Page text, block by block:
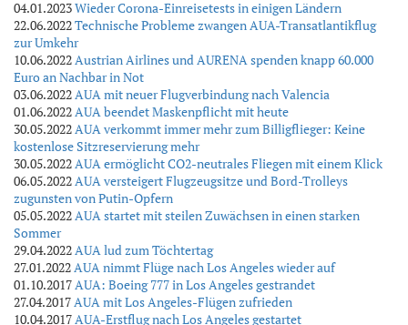
04.01.2023Wieder Corona-Einreisetests in einigen Ländern
22.06.2022Technische Probleme zwangen AUA-Transatlantikflug
zur Umkehr
10.06.2022Austrian Airlines und AURENA spenden knapp 60.000
Euro an Nachbar in Not
03.06.2022AUA mit neuer Flugverbindung nach Valencia
01.06.2022AUA beendet Maskenpflicht mit heute
30.05.2022AUA verkommt immer mehr zum Billigflieger: Keine
kostenlose Sitzreservierung mehr
30.05.2022AUA ermöglicht CO2-neutrales Fliegen mit einem Klick
06.05.2022AUA versteigert Flugzeugsitze und Bord-Trolleys
zugunsten von Putin-Opfern
05.05.2022AUA startet mit steilen Zuwächsen in einen starken
Sommer
29.04.2022AUA lud zum Töchtertag
27.01.2022AUA nimmt Flüge nach Los Angeles wieder auf
01.10.2017AUA: Boeing 777 in Los Angeles gestrandet
27.04.2017AUA mit Los Angeles-Flügen zufrieden
10.04.2017AUA-Erstflug nach Los Angeles gestartet